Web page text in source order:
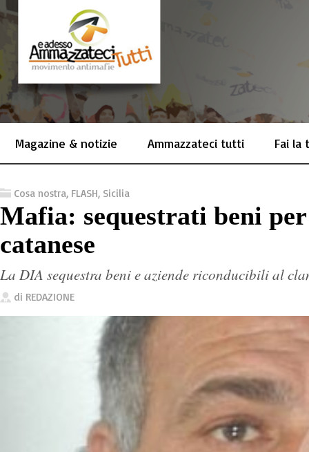
Magazine & notizie Ammazzateci tutti Fai la
Cosa nostra, FLASH, Sicilia
Mafia: sequestrati beni
catanese
La DIA sequestra beni e aziende riconducibili al
di REDAZIONE